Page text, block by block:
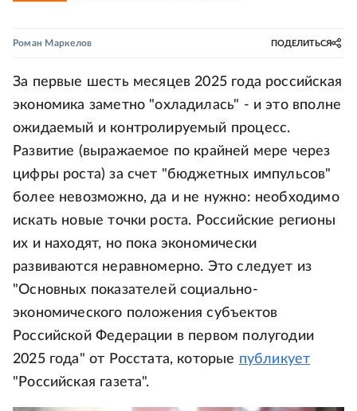
Роман Маркелов ПОДЕЛИТЬСЯ
За первые шесть месяцев 2025 года российская
экономика заметно "охладилась" - и это вполне
ожидаемый и контролируемый процесс.
Развитие (выражаемое по крайней мере через
цифры роста) за счет "бюджетных импульсов"
более невозможно, да и не нужно: необходимо
искать новые точки роста. Российские регионы
их и находят, но пока экономически
развиваются неравномерно. Это следует из
"Основных показателей социально-
экономического положения субъектов
Российской Федерации в первом полугодии
2025 года" от Росстата, которые публикует
"Российская газета".